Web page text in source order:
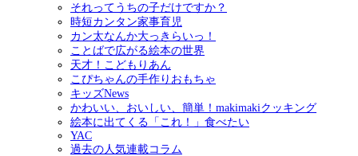
それってうちの子だけですか？
時短カンタン家事育児
カン太なんか大っきらいっ！
ことばで広がる絵本の世界
天才！こどもりあん
こぴちゃんの手作りおもちゃ
キッズNews
かわいい、おいしい、簡単！makimakiクッキング
絵本に出てくる「これ！」食べたい
YAC
過去の人気連載コラム